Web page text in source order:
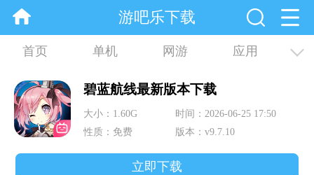
游吧乐下载
首页 单机 网游 应用
资讯 合集
碧蓝航线最新版本下载
大小：1.60G
时间：2026-06-25 17:50
性质：免费
版本：v9.7.10
立即下载